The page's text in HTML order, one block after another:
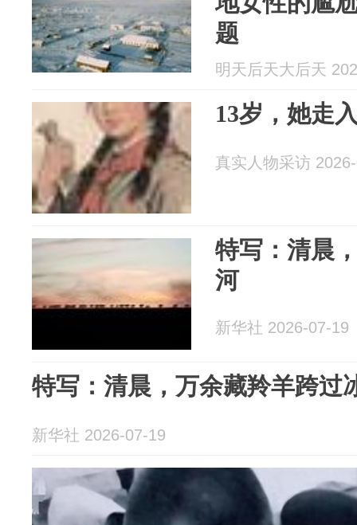
题
明天后天大后天
13岁，她走
真实人物采访
特写：清晨
河
新华社 2026-07-19
特写：清晨，万余藏羚羊跨过
新华社 2026-07-19